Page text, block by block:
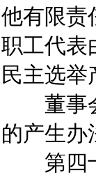
他有限责
职工代表
民主选举
董事会
的产生办
第四十